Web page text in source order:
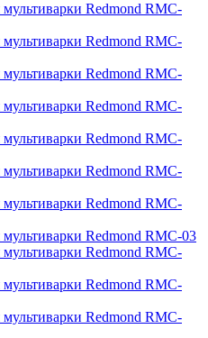
мультиварки Redmond RMC-
мультиварки Redmond RMC-
мультиварки Redmond RMC-
мультиварки Redmond RMC-
мультиварки Redmond RMC-
мультиварки Redmond RMC-
мультиварки Redmond RMC-
мультиварки Redmond RMC-03
мультиварки Redmond RMC-
мультиварки Redmond RMC-
мультиварки Redmond RMC-